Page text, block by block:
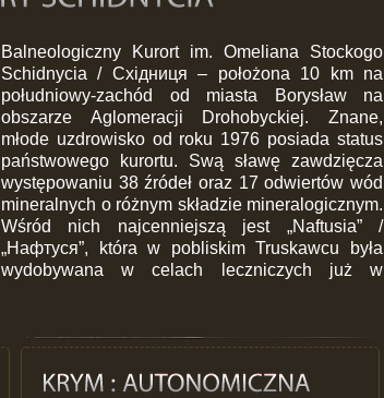
Balneologiczny Kurort im. Omeliana Stockogo
Schidnycia / Східниця – położona 10 km na
południowy-zachód od miasta Borysław na
obszarze Aglomeracji Drohobyckiej. Znane,
młode uzdrowisko od roku 1976 posiada status
państwowego kurortu. Swą sławę zawdzięcza
występowaniu 38 źródeł oraz 17 odwiertów wód
mineralnych o różnym składzie mineralogicznym.
Wśród nich najcenniejszą jest „Naftusia” /
„Нафтуся”, która w pobliskim Truskawcu była
wydobywana w celach leczniczych już w